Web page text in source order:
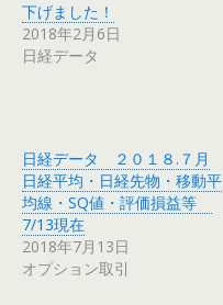
下げました！
2018年2月6日
日経データ
日経データ ２０１８.７月
日経平均・日経先物・移動平
均線・SQ値・評価損益等
7/13現在
2018年7月13日
オプション取引